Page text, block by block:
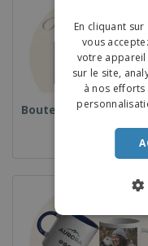
Bouteilles
En cliquant
vous
votre
sur le site,
à nos